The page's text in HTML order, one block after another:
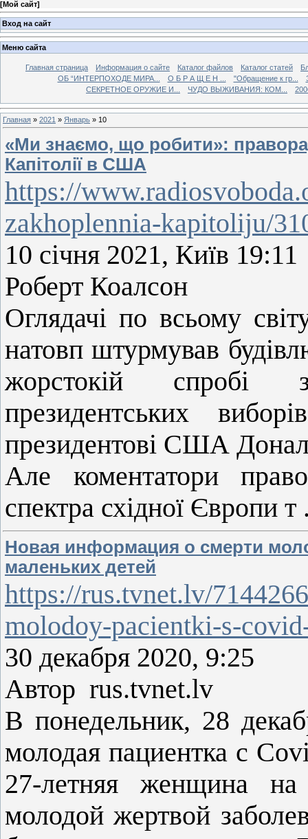
[Мой сайт]
Вход на сайт
Меню сайта
Главная страница Информация о сайте Каталог файлов Каталог статей
ОБ “ИНТЕРПОХОДЕ МИРА...
О Б Р А Щ Е Н ... "Обращение к гр...
СЕКРЕТНОЕ ОРУЖИЕ И...
ЧУДО ВЫЖИВАНИЯ: КОМ...
Главная » 2021 » Январь » 10
«Ми знаємо, що робити»:
Капітолії в США
https://
zakhoplennia-kapitoliju/
10 січня 2021, Київ 19:11
Роберт Коалсон
Оглядачі по всьому
натовп штурмував
жорстокій спробі
президентських
президентові США
Але коментатори
спектра східної Європи т
Новая информация о смерти
маленьких детей
https://rus.tvnet.lv/
molodoy-pacientki-s-
30 декабря 2020, 9:25
Автор rus.tvnet.lv
В понедельник, 28
молодая пациентка с
27-летняя женщина
молодой жертвой